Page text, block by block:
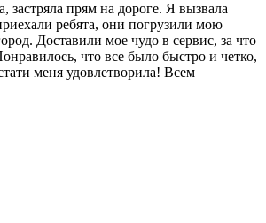
застряла прям на дороге. Я вызвала
ребята, они погрузили мою
Доставили мое чудо в сервис, за что
что все было быстро и четко,
меня удовлетворила! Всем